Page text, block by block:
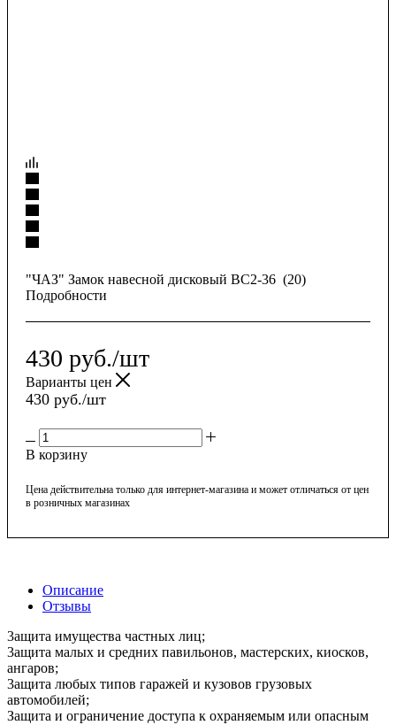
"ЧАЗ" Замок навесной дисковый ВС2-36 (20)
Подробности
430 руб./шт
Варианты цен
430 руб./шт
В корзину
Цена действительна только для интернет-магазина и может отличаться от цен
в розничных магазинах
Описание
Отзывы
3ащита имущества частных лиц;
3ащита малых и средних павильонов, мастерских, киосков,
ангаров;
3ащита любых типов гаражей и кузовов грузовых
автомобилей;
Защита и ограничение доступа к охраняемым или опасным